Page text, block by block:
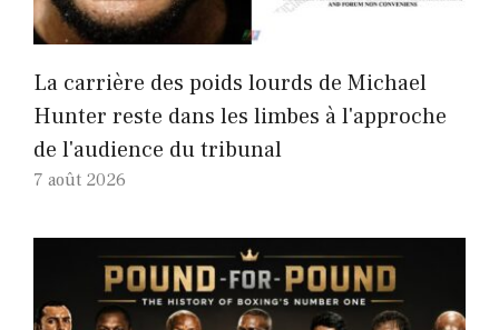
La carrière des poids lourds de Michael
Hunter reste dans les limbes à l'approche
de l'audience du tribunal
7 août 2026